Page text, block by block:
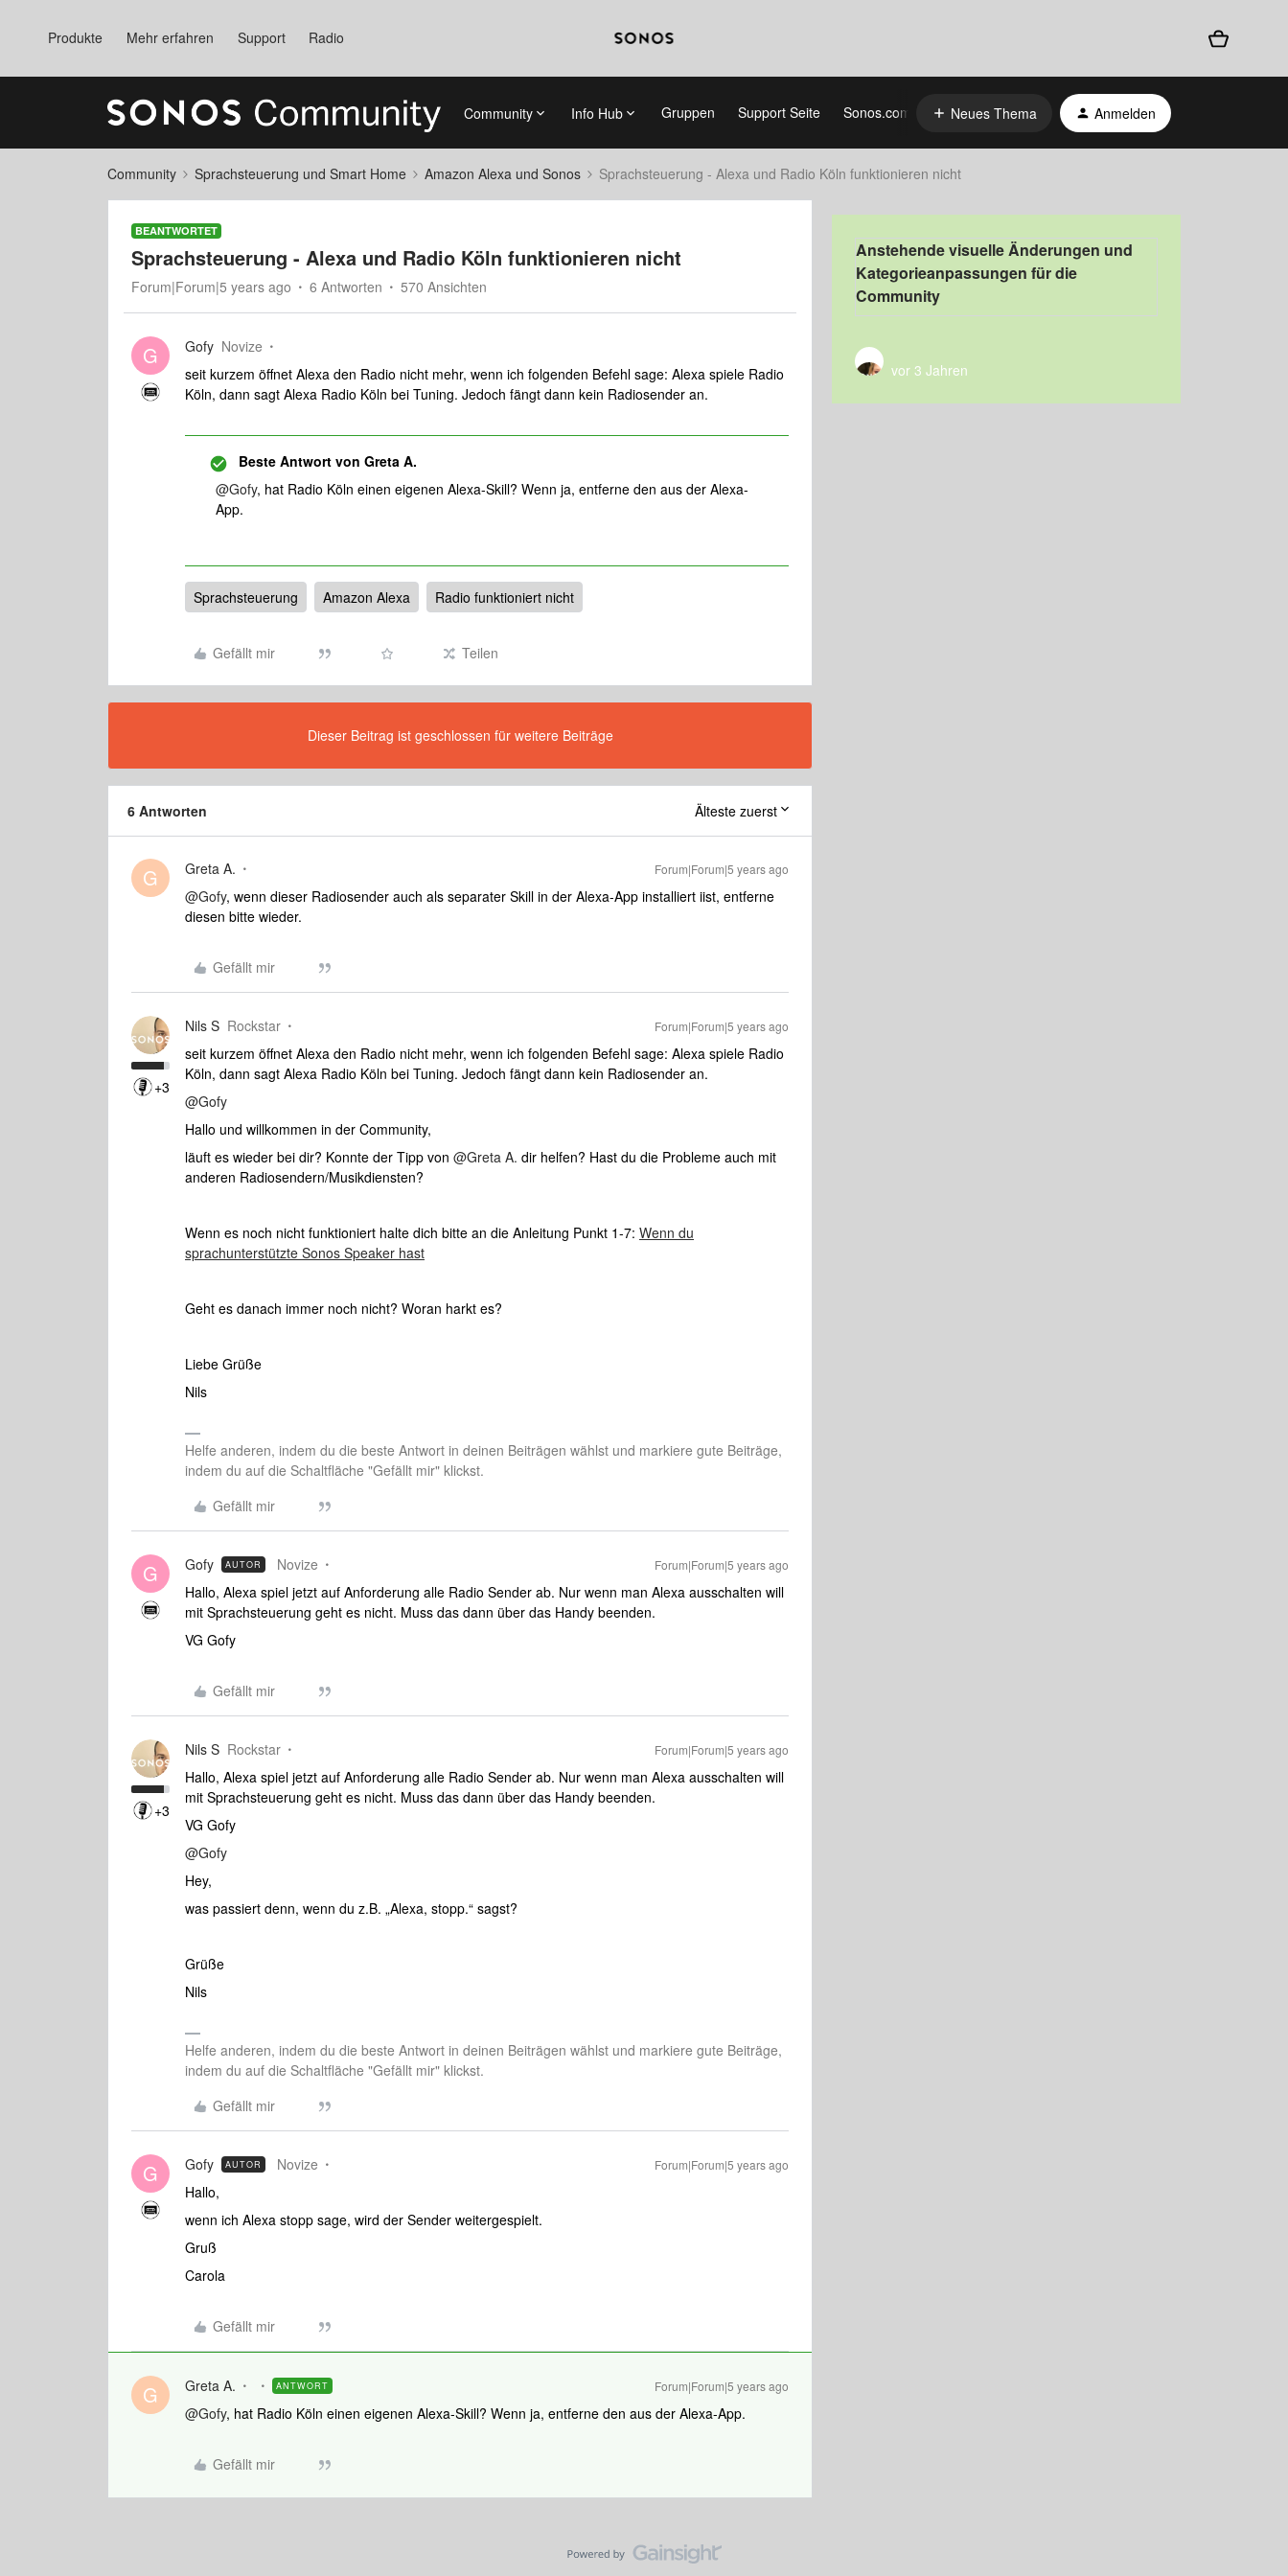
Produkte Mehr erfahren Support Radio
Community Info Hub Gruppen Support Seite Sonos.com Neues Thema Anmelden
Community Sprachsteuerung und Smart Home Amazon Alexa und Sonos Sprachsteuerung - Alexa und Radio Köln funktionieren nicht
BEANTWORTET
Sprachsteuerung - Alexa und Radio Köln funktionieren nicht
Forum|Forum|5 years ago 6 Antworten 570 Ansichten
G Gofy Novize
seit kurzem öffnet Alexa den Radio nicht mehr, wenn ich folgenden Befehl sage: Alexa spiele Radio
Köln, dann sagt Alexa Radio Köln bei Tuning. Jedoch fängt dann kein Radiosender an.
Beste Antwort von Greta A.
@Gofy, hat Radio Köln einen eigenen Alexa-Skill? Wenn ja, entferne den aus der Alexa-
App.
Sprachsteuerung Amazon Alexa Radio funktioniert nicht
Gefällt mir Teilen
Dieser Beitrag ist geschlossen für weitere Beiträge
6 Antworten Älteste zuerst
G Greta A. Forum|Forum|5 years ago
@Gofy, wenn dieser Radiosender auch als separater Skill in der Alexa-App installiert iist, entferne
diesen bitte wieder.
Gefällt mir
+3
Nils S Rockstar Forum|Forum|5 years ago
seit kurzem öffnet Alexa den Radio nicht mehr, wenn ich folgenden Befehl sage: Alexa spiele Radio
Köln, dann sagt Alexa Radio Köln bei Tuning. Jedoch fängt dann kein Radiosender an.
@Gofy
Hallo und willkommen in der Community,
läuft es wieder bei dir? Konnte der Tipp von @Greta A. dir helfen? Hast du die Probleme auch mit
anderen Radiosendern/Musikdiensten?
Wenn es noch nicht funktioniert halte dich bitte an die Anleitung Punkt 1-7: Wenn du
sprachunterstützte Sonos Speaker hast
Geht es danach immer noch nicht? Woran harkt es?
Liebe Grüße
Nils
Helfe anderen, indem du die beste Antwort in deinen Beiträgen wählst und markiere gute Beiträge,
indem du auf die Schaltfläche "Gefällt mir" klickst.
Gefällt mir
G Gofy AUTOR Novize Forum|Forum|5 years ago
Hallo, Alexa spiel jetzt auf Anforderung alle Radio Sender ab. Nur wenn man Alexa ausschalten will
mit Sprachsteuerung geht es nicht. Muss das dann über das Handy beenden.
VG Gofy
Gefällt mir
+3
Nils S Rockstar Forum|Forum|5 years ago
Hallo, Alexa spiel jetzt auf Anforderung alle Radio Sender ab. Nur wenn man Alexa ausschalten will
mit Sprachsteuerung geht es nicht. Muss das dann über das Handy beenden.
VG Gofy
@Gofy
Hey,
was passiert denn, wenn du z.B. „Alexa, stopp.“ sagst?
Grüße
Nils
Helfe anderen, indem du die beste Antwort in deinen Beiträgen wählst und markiere gute Beiträge,
indem du auf die Schaltfläche "Gefällt mir" klickst.
Gefällt mir
G Gofy AUTOR Novize Forum|Forum|5 years ago
Hallo,
wenn ich Alexa stopp sage, wird der Sender weitergespielt.
Gruß
Carola
Gefällt mir
G Greta A. ANTWORT Forum|Forum|5 years ago
@Gofy, hat Radio Köln einen eigenen Alexa-Skill? Wenn ja, entferne den aus der Alexa-App.
Gefällt mir
Anstehende visuelle Änderungen und
Kategorieanpassungen für die
Community
vor 3 Jahren